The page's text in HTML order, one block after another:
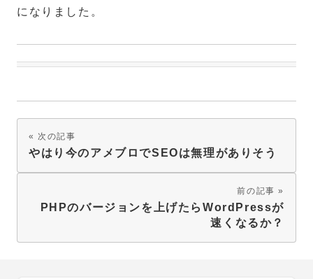
になりました。
次の記事
やはり今のアメブロでSEOは無理がありそう
前の記事
PHPのバージョンを上げたらWordPressが
速くなるか？